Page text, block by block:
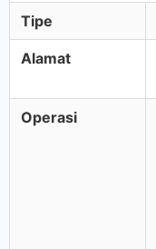
Tipe
Alamat
Operasi